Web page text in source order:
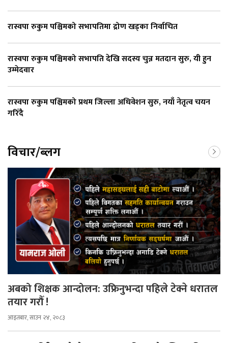
रास्वपा रुकुम पश्चिमको सभापतिमा द्रोण खड्का निर्वाचित
रास्वपा रुकुम पश्चिमको सभापति देखि सदस्य चुन्न मतदान सुरु, यी हुन
उम्मेदवार
रास्वपा रुकुम पश्चिमको प्रथम जिल्ला अधिवेशन सुरु, नयाँ नेतृत्व चयन
गरिँदै
विचार/ब्लग
अबको शिक्षक आन्दोलन: उफ्रिनुभन्दा पहिले टेक्ने धरातल
तयार गरौँ !
आइतबार, साउन २४, २०८३